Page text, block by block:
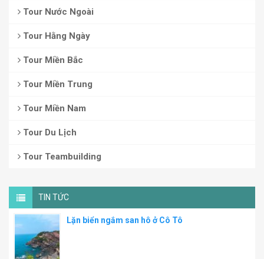
Tour Nước Ngoài
Tour Hằng Ngày
Tour Miền Bắc
Tour Miền Trung
Tour Miền Nam
Tour Du Lịch
Tour Teambuilding
TIN TỨC
Lặn biển ngắm san hô ở Cô Tô